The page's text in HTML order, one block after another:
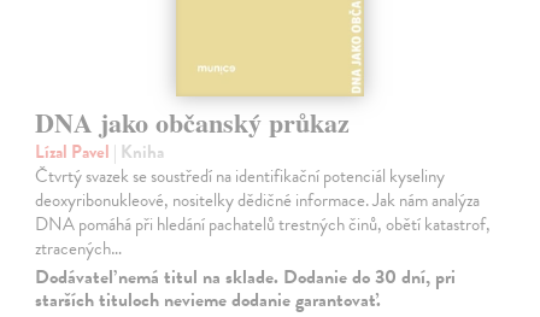
DNA jako občanský průkaz
Lízal Pavel | Kniha
Čtvrtý svazek se soustředí na identifikační potenciál kyseliny
deoxyribonukleové, nositelky dědičné informace. Jak nám analýza
DNA pomáhá při hledání pachatelů trestných činů, obětí katastrof,
ztracených…
Dodávateľ nemá titul na sklade. Dodanie do 30 dní, pri
starších tituloch nevieme dodanie garantovať.